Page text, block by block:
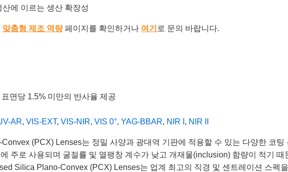
에 이르는 생산 확장성
맞춤형 제조 역량페이지를 확인하거나 여기 로 문의 바랍니다.
면당 1.5% 미만의 반사율 제공
AR, VIS-EXT, VIS-NIR, VIS 0°, YAG-BBAR, NIR I , NIR II
(PCX) Lenses는 정밀 사양과 광대역 기판에 적용할 수 있는 다양한 코팅
주로 사용되며 굴절률 및 열팽창 계수가 낮고 개재물(inclusion) 함량이 적기
Silica Plano-Convex (PCX) Lenses는 업계 최고의 직경 및 센트레이션 스펙